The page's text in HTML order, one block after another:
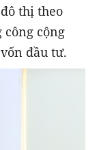
thị theo
cộng
đầu tư.